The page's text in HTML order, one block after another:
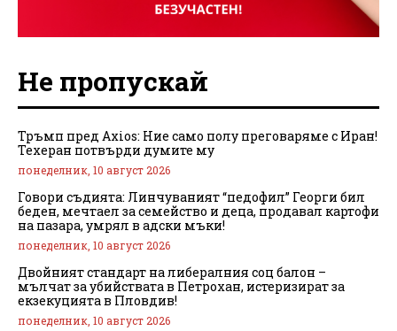
Не пропускай
Тръмп пред Axios: Ние само полу преговаряме с Иран!
Техеран потвърди думите му
понеделник, 10 август 2026
Говори съдията: Линчуваният “педофил” Георги бил
беден, мечтаел за семейство и деца, продавал картофи
на пазара, умрял в адски мъки!
понеделник, 10 август 2026
Двойният стандарт на либералния соц балон –
мълчат за убийствата в Петрохан, истеризират за
екзекуцията в Пловдив!
понеделник, 10 август 2026